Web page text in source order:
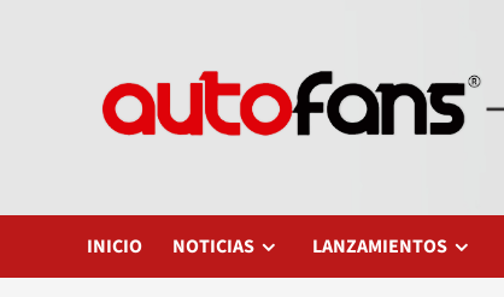
INICIO NOTICIAS LANZAMIENTOS